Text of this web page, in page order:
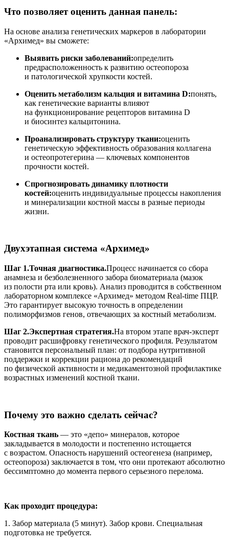
Что позволяет оценить данная панель:
На основе анализа генетических маркеров в лаборатории
«Архимед» вы сможете:
Выявить риски заболеваний:определить
предрасположенность к развитию остеопороза
и патологической хрупкости костей.
Оценить метаболизм кальция и витамина D:понять,
как генетические варианты влияют
на функционирование рецепторов витамина D
и биосинтез кальцитонина.
Проанализировать структуру ткани:оценить
генетическую эффективность образования коллагена
и остеопротегерина — ключевых компонентов
прочности костей.
Спрогнозировать динамику плотности
костей:оценить индивидуальные процессы накопления
и минерализации костной массы в разные периоды
жизни.
Двухэтапная система «Архимед»
Шаг 1.Точная диагностика.Процесс начинается со сбора
анамнеза и безболезненного забора биоматериала (мазок
из полости рта или кровь). Анализ проводится в собственном
лабораторном комплексе «Архимед» методом Real-time ПЦР.
Это гарантирует высокую точность в определении
полиморфизмов генов, отвечающих за костный метаболизм.
Шаг 2.Экспертная стратегия.На втором этапе врач-эксперт
проводит расшифровку генетического профиля. Результатом
становится персональный план: от подбора нутритивной
поддержки и коррекции рациона до рекомендаций
по физической активности и медикаментозной профилактике
возрастных изменений костной ткани.
Почему это важно сделать сейчас?
Костная ткань — это «депо» минералов, которое
закладывается в молодости и постепенно истощается
с возрастом. Опасность нарушений остеогенеза (например,
остеопороза) заключается в том, что они протекают абсолютно
бессимптомно до момента первого серьезного перелома.
Как проходит процедура:
1. Забор материала (5 минут). Забор крови. Специальная
подготовка не требуется.